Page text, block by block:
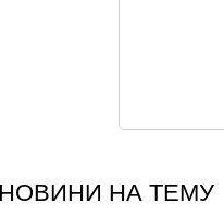
НОВИНИ НА ТЕМУ